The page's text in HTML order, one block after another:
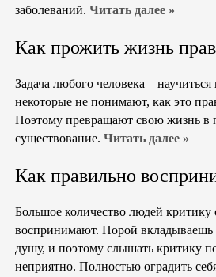
заболеваний. Читать далее »
Как прожить жизнь
Задача любого человека –
некоторые не понимают, как это
Поэтому превращают свою жизнь в
существование. Читать далее »
Как правильно
Большое количество людей критику
воспринимают. Порой вкладываешь
душу, и поэтому слышать критику
неприятно. Полностью оградить